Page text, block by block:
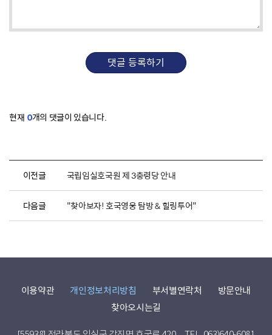
현재 0개의 댓글이 있습니다.
이전글 국립임실호국원 제 3충령당 안내
다음글 "찾아보자! 호국영웅 탐방 & 힐링투어"
이용약관 개인정보처리방침 부서별연락처
방문안내
찾아오시는길